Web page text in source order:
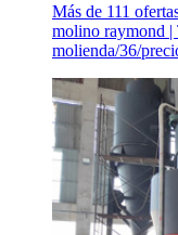
Más de 111
molino raymond |
molienda/36/